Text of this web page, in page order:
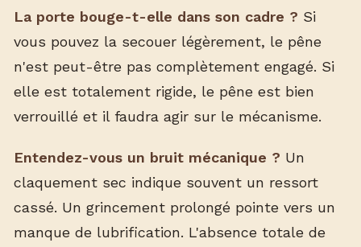
La porte bouge-t-elle dans son cadre ? Si
vous pouvez la secouer légèrement, le pêne
n'est peut-être pas complètement engagé. Si
elle est totalement rigide, le pêne est bien
verrouillé et il faudra agir sur le mécanisme.
Entendez-vous un bruit mécanique ? Un
claquement sec indique souvent un ressort
cassé. Un grincement prolongé pointe vers un
manque de lubrification. L'absence totale de